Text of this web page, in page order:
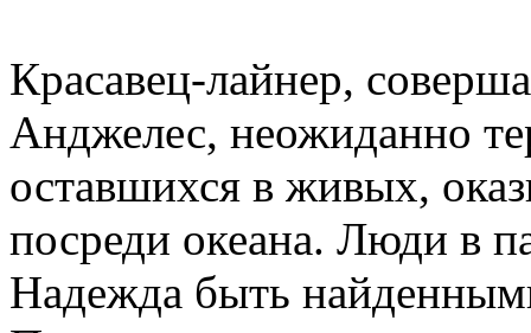
Красавец-лайнер,
Анджелес, неожиданно
оставшихся в живых,
посреди океана. Люди в
Надежда быть